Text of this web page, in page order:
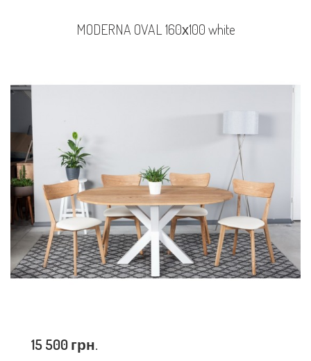
MODERNA OVAL 160х100 white
15 500 грн.